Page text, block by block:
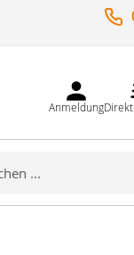
Anmeldung